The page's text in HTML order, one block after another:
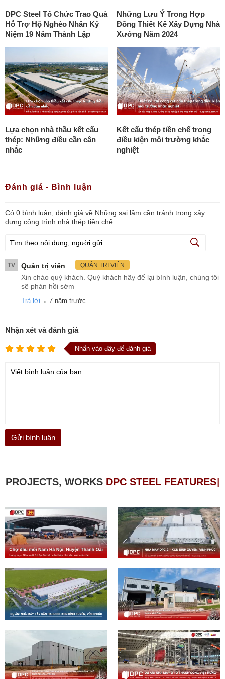
DPC Steel Tổ Chức Trao Quà
Hỗ Trợ Hộ Nghèo Nhân Kỷ
Niệm 19 Năm Thành Lập
Những Lưu Ý Trong Hợp
Đồng Thiết Kế Xây Dựng Nhà
Xưởng Năm 2024
Lựa chọn nhà thầu kết cấu
thép: Những điều cần cân
nhắc
Kết cấu thép tiền chế trong
điều kiện môi trường khắc
nghiệt
Đánh giá - Bình luận
Có 0 bình luận, đánh giá về Những sai lầm cần tránh trong xây
dựng công trình nhà thép tiền chế
TV Quản trị viên QUẢN TRỊ VIÊN
Xin chào quý khách. Quý khách hãy để lại bình luận, chúng tôi
sẽ phản hồi sớm
Trả lời . 7 năm trước
Nhận xét và đánh giá
Nhấn vào đây để đánh giá
PROJECTS, WORKSD |